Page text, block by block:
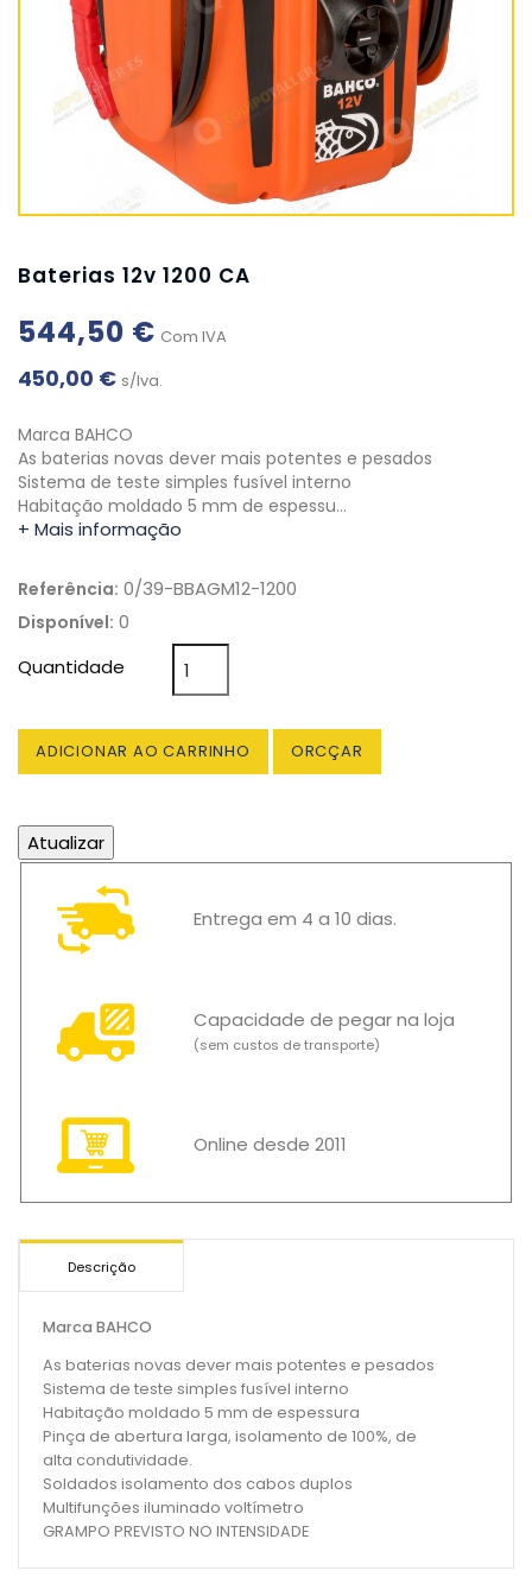
Baterias 12v 1200 CA
544,50 € Com IVA
450,00 € s/Iva.
Marca BAHCO
As baterias novas dever mais potentes e pesados
Sistema de teste simples fusível interno
Habitação moldado 5 mm de espessu…
+ Mais informação
Referência: 0/39-BBAGM12-1200
Disponível: 0
Quantidade
ADICIONAR AO CARRINHO ORCÇAR
Entrega em 4 a 10 dias.
Capacidade de pegar na loja
(sem custos de transporte)
Online desde 2011
Descrição
Marca BAHCO
As baterias novas dever mais potentes e pesados
Sistema de teste simples fusível interno
Habitação moldado 5 mm de espessura
Pinça de abertura larga, isolamento de 100%, de
alta condutividade.
Soldados isolamento dos cabos duplos
Multifunções iluminado voltímetro
GRAMPO PREVISTO NO INTENSIDADE